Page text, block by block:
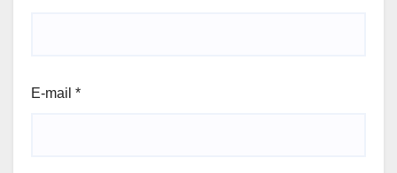
E-mail *